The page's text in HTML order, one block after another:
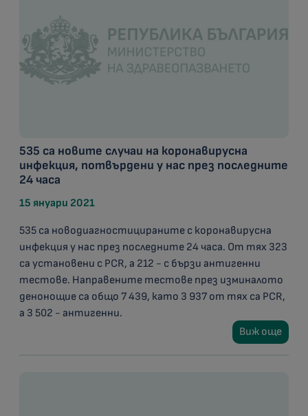
535 са новите случаи на коронавирусна
инфекция, потвърдени у нас през последните
24 часа
15 януари 2021
535 са новодиагностицираните с коронавирусна
инфекция у нас през последните 24 часа. От тях 323
са установени с PCR, а 212 - с бързи антигенни
тестове. Направените тестове през изминалото
денонощие са общо 7 439, като 3 937 от тях са PCR,
а 3 502 - антигенни.
Виж още